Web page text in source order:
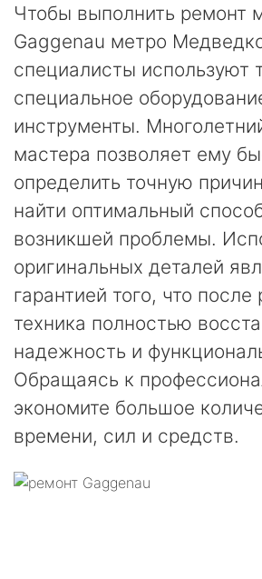
Чтобы выполнить ремонт
Gaggenau метро
специалисты используют
специальное
инструменты.
мастера позволяет ему
определить точную
найти оптимальный
возникшей проблемы.
оригинальных деталей
гарантией того, что после
техника полностью
надежность и
Обращаясь к
экономите большое
времени, сил и средств.